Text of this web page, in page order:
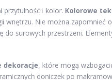
przytulność i kolor. Kolorowe
wnętrzu. Nie można zapomnieć o
surowych przestrzeni.
dekoracje, które mogą
doniczek po